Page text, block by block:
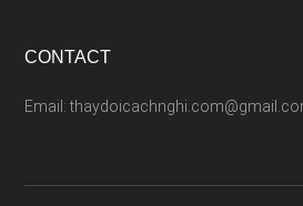
CONTACT
Email: